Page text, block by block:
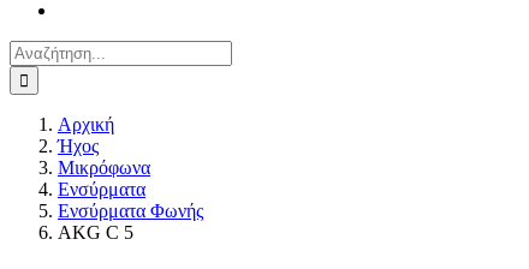
Αναζήτηση
για:
Αρχική
Ήχος
Μικρόφωνα
Ενσύρματα
Ενσύρματα Φωνής
AKG C 5